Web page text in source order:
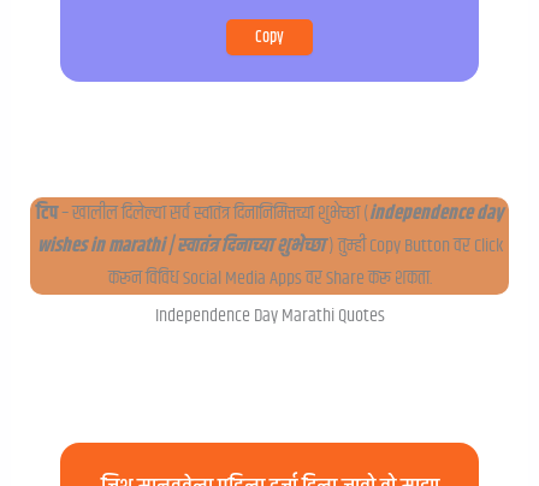
Copy
टिप– खालील दिलेल्या सर्व स्वातंत्र दिनानिमित्तच्या शुभेच्छा (independence day
wishes in marathi | स्वातंत्र दिनाच्या शुभेच्छा) तुम्ही Copy Button वर Click
करून विविध Social Media Apps वर Share करू शकता.
Independence Day Marathi Quotes